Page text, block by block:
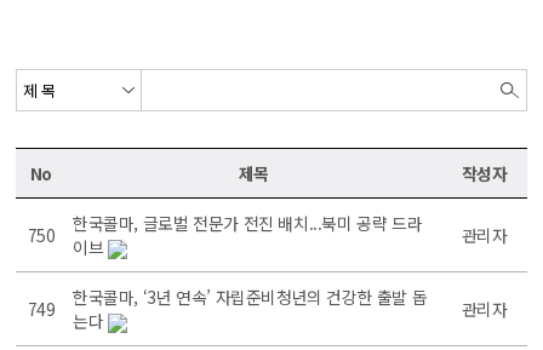
No 제목 작성자
750
한국콜마, 글로벌 전문가 전진 배치...북미 공략 드라
이브
관리자
749
한국콜마, ‘3년 연속’ 자립준비청년의 건강한 출발 돕
는다
관리자